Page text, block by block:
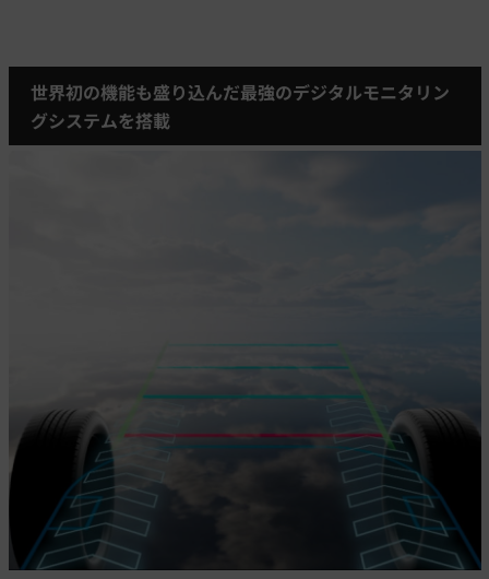
世界初の機能も盛り込んだ最強のデジタルモニタリン
グシステムを搭載